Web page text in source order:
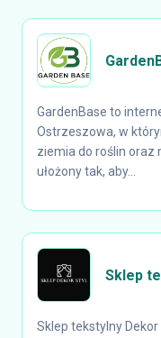
GardenBase to
Ostrzeszowa, w
ziemia do roślin oraz
ułożony tak, aby...
Sklep
Sklep tekstylny